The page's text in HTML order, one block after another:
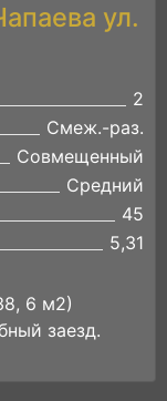
ул.
2
Смеж.-раз.
Совмещенный
Средний
45
5,31
6 м2)
заезд.